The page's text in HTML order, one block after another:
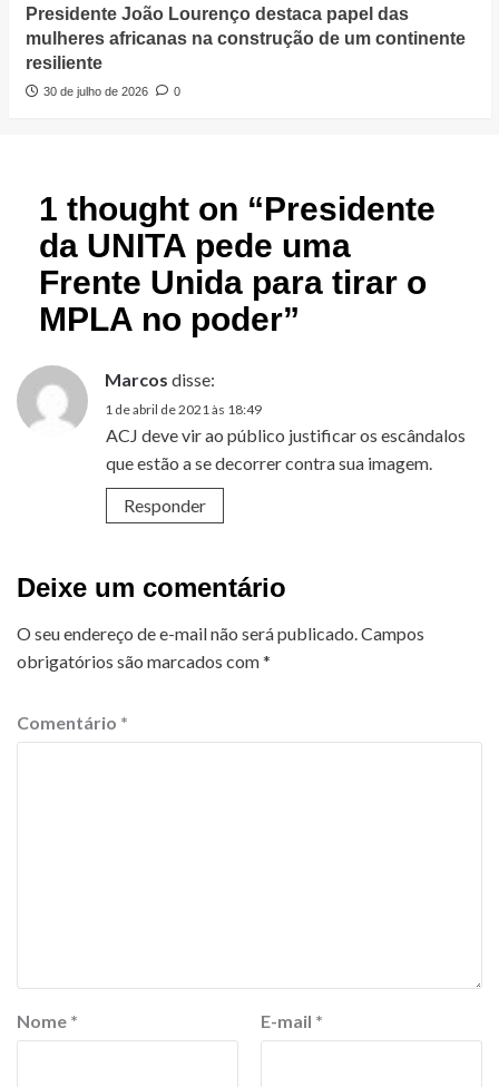
Presidente João Lourenço destaca papel das
mulheres africanas na construção de um continente
resiliente
30 de julho de 2026 0
1 thought on “Presidente
da UNITA pede uma
Frente Unida para tirar o
MPLA no poder”
Marcos disse:
1 de abril de 2021 às 18:49
ACJ deve vir ao público justificar os escândalos
que estão a se decorrer contra sua imagem.
Responder
Deixe um comentário
O seu endereço de e-mail não será publicado.Campos
obrigatórios são marcados com*
Comentário *
Nome * E-mail *